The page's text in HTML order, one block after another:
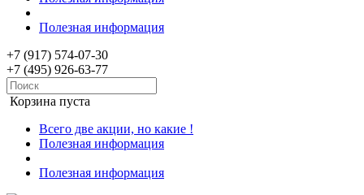
Полезная информация
+7 (917) 574-07-30
+7 (495) 926-63-77
Корзина пуста
Всего две акции, но какие !
Полезная информация
Полезная информация